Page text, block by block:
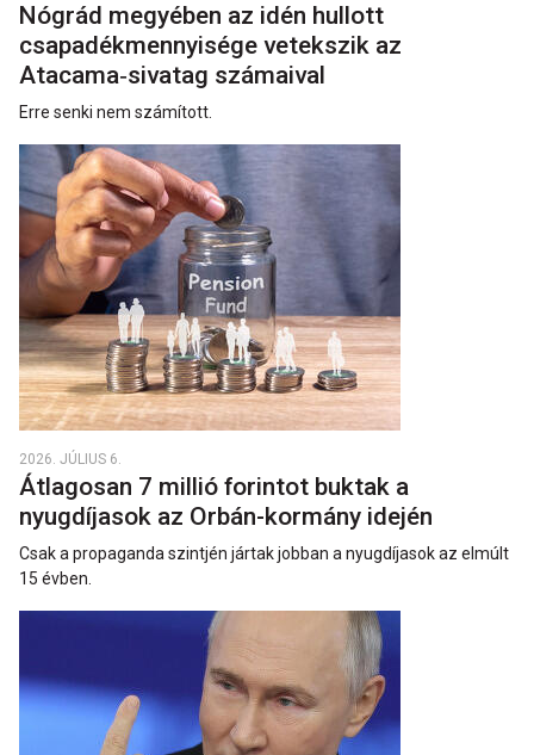
Nógrád megyében az idén hullott
csapadékmennyisége vetekszik az
Atacama‑sivatag számaival
Erre senki nem számított.
2026. JÚLIUS 6.
Átlagosan 7 millió forintot buktak a
nyugdíjasok az Orbán-kormány idején
Csak a propaganda szintjén jártak jobban a nyugdíjasok az elmúlt
15 évben.